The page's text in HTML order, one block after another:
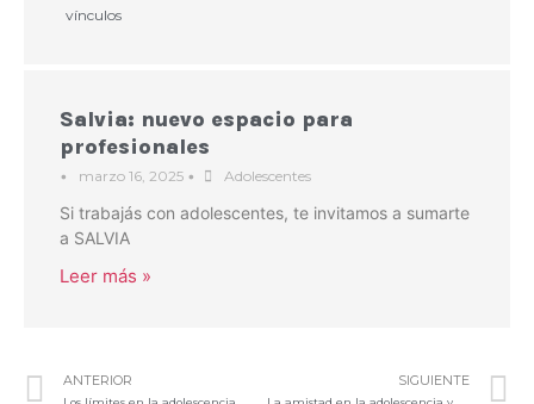
vínculos
Salvia: nuevo espacio para
profesionales
• marzo 16, 2025 • Adolescentes
Si trabajás con adolescentes, te invitamos a sumarte
a SALVIA
Leer más »
ANTERIOR SIGUIENTE